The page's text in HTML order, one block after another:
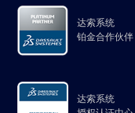
达索系统
铂金合作伙伴
达索系统